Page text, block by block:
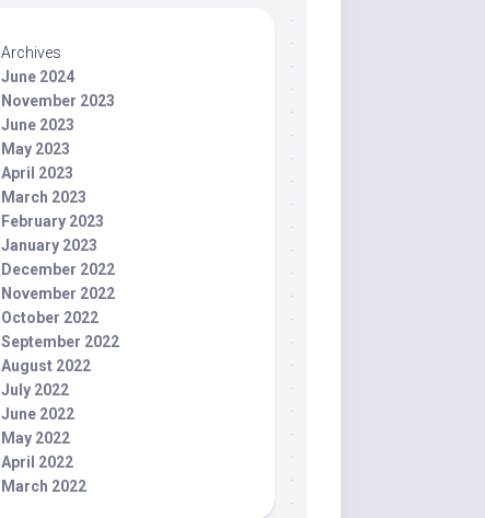
Archives
June 2024
November 2023
June 2023
May 2023
April 2023
March 2023
February 2023
January 2023
December 2022
November 2022
October 2022
September 2022
August 2022
July 2022
June 2022
May 2022
April 2022
March 2022